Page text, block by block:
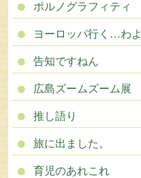
ポルノグラフィティ
ヨーロッパ行く…わよ
告知ですねん
広島ズームズーム展
推し語り
旅に出ました。
育児のあれこれ